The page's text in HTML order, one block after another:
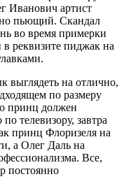
Иванович артист
пьющий. Скандал
во время примерки
реквизите пиджак на
выглядеть на отлично,
по размеру
принц должен
телевизору, завтра
принц Флоризеля на
а Олег Даль на
Все,
постоянно